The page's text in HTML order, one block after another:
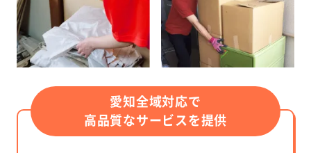
愛知全域対応で
高品質なサービスを提供